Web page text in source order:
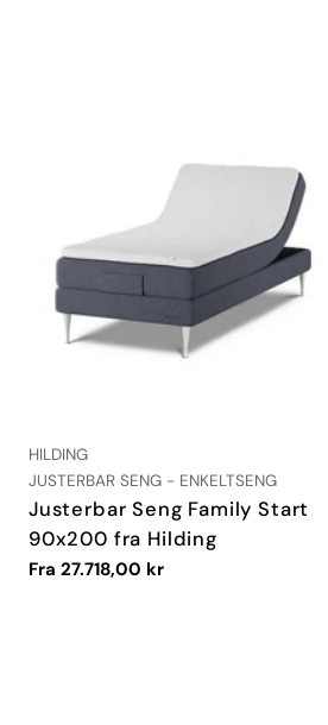
LEVERANDØR:
HILDING
TYPE:
JUSTERBAR SENG - ENKELTSENG
Justerbar Seng Family Start
90x200 fra Hilding
Vanlig
Fra 27.718,00 kr